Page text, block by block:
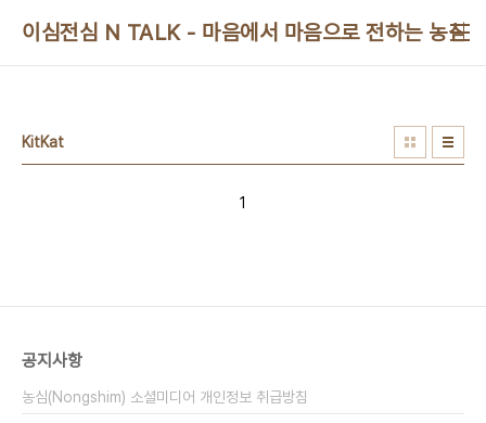
이심전심 N TALK - 마음에서 마음으로 전하는 농심
KitKat
1
공지사항
농심(Nongshim) 소셜미디어 개인정보 취급방침